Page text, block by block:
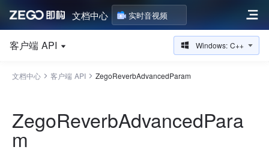
文档中心 实时音视频
客户端 API Windows: C++
文档中心 客户端 API ZegoReverbAdvancedParam
ZegoReverbAdvancedPara
m